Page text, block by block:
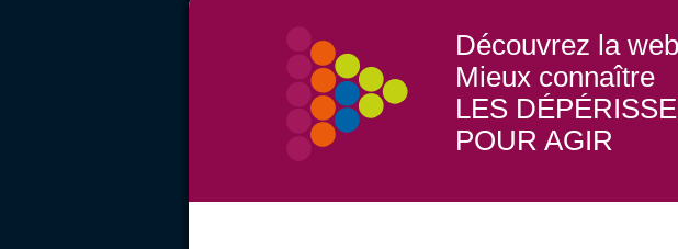
Découvrez la
Mieux connaître
LES
POUR AGIR